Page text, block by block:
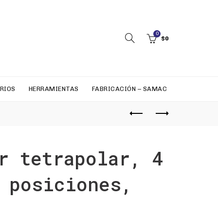
0
$0
HERRAMIENTAS FABRICACIÓN – SAMAC
tetrapolar, 4